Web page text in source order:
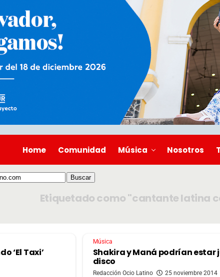
Home Comunidad Música Nosotros
Etiquetado como "cantante latina
‘El Taxi’
Música
Shakira y Maná podrían estar
disco
Redacción Ocio Latino 25 noviembre 2014